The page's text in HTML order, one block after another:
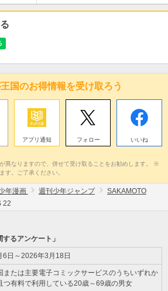
国のお得情報を受け取ろう
アプリ通知 フォロー いいね
異なりますので、併せて受け取ることをお勧めします。 ※
す。ご了承ください。
年漫画 週刊少年ジャンプ
SAKAMOTO
22
るアンケート」
6日～2026年3月18日
または主要電子コミックサービスのうちいずれか
つ有料で利用している20歳～69歳の男女